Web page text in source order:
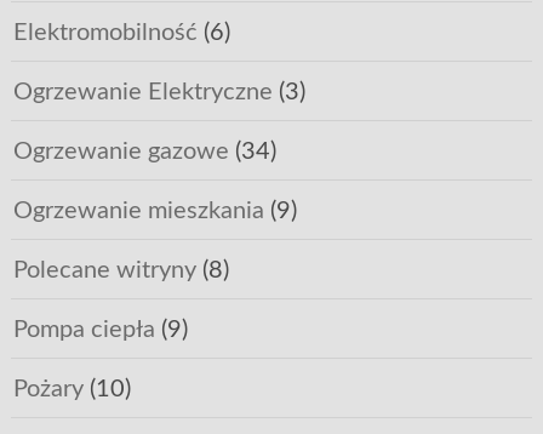
Elektromobilność (6)
Ogrzewanie Elektryczne (3)
Ogrzewanie gazowe (34)
Ogrzewanie mieszkania (9)
Polecane witryny(8)
Pompa ciepła (9)
Pożary(10)